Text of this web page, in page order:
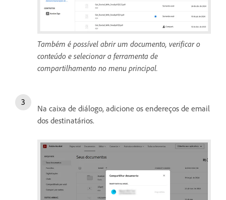
Também é possível abrir um documento, verificar o
conteúdo e selecionar a ferramenta de
compartilhamento no menu principal.
Na caixa de diálogo, adicione os endereços de email
dos destinatários.